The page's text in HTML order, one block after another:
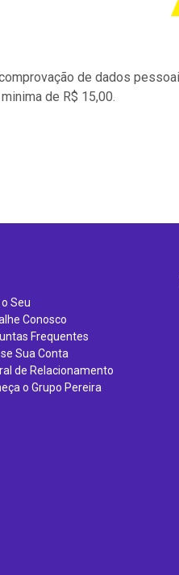
de dados
de R$ 15,00.
o Seu
Conosco
Frequentes
Sua Conta
de Relacionamento
o Grupo Pereira